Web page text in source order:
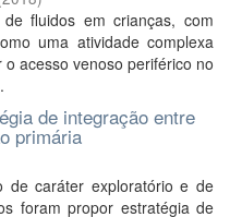
fluidos em crianças, com
uma atividade complexa
acesso venoso periférico no
de integração entre
primária
de caráter exploratório e de
foram propor estratégia de